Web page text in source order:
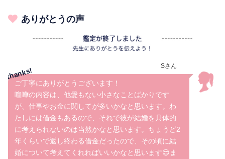
ありがとうの声
Sさん
ご丁寧にありがとうございます！
喧嘩の内容は、他愛もない小さなことばかりです
が、仕事やお金に関してが多いかなと思います。わ
たしには借金もあるので、それで彼が結婚を具体的
に考えられないのは当然かなと思います。ちょうど2
年くらいで返し終わる借金だったので、その頃に結
婚について考えてくれればいいかなと思います😌ま